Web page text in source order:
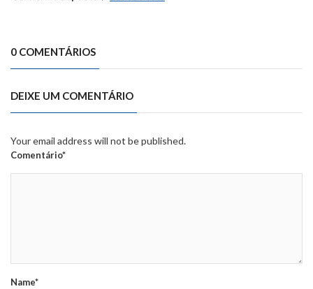
0 COMENTÁRIOS
DEIXE UM COMENTÁRIO
Your email address will not be published.
Comentário*
Name*